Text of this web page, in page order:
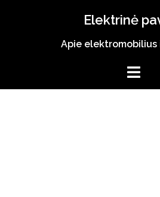
Elektrinė
Apie elektromobilius